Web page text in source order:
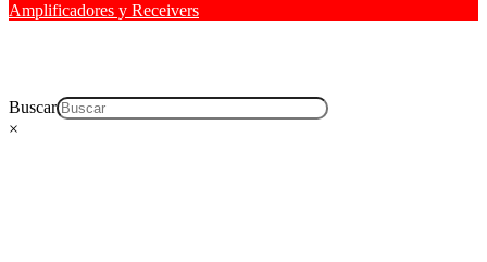
Amplificadores y Receivers
Buscar
×